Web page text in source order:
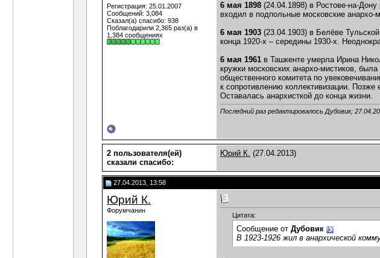
Регистрация: 25.01.2007
Сообщений: 3,084
Сказал(а) спасибо: 938
Поблагодарили 2,365 раз(а) в
1,384 сообщениях
6 мая 1898 (24.04.1898) в Ростове-на-
входил в подпольные московские анархо-
6 мая 1903 (23.04.1903) в Белёве
конца 1920-х – середины 1930-х.
6 мая 1961 в Ташкенте умерла Ирина
кружки московских анархо-мистиков,
общественного комитета по
к сопротивлению коллективизации.
Оставалась анархисткой до конца жизни.
Последний раз редактировалось Дубовик;
2 пользователя(ей)
сказали cпасибо:
Юрий К. (27.04.2013)
27.04.2013, 13:58
Юрий К.
Форумчанин
Цитата:
Сообщение от Дубовик
В 1923-1926 жил в анархической